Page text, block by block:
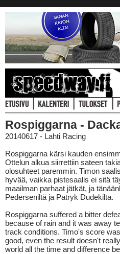
Rospiggarna -
20140617 - Lahti Racing
Rospiggarna kärsi kauden
Ottelun alkua siirrettiin sateen
olosuhteet paremmin. Timon
hyvää, vaikka pistesaalis ei sitä
maailman parhaat jätkät, ja
Pederseniltä ja Patryk Dudekilta.
Rospiggarna suffered a bitter
because of rain and it was away
track conditions. Timo's score
good, even the result doesn't
world all the time and difference